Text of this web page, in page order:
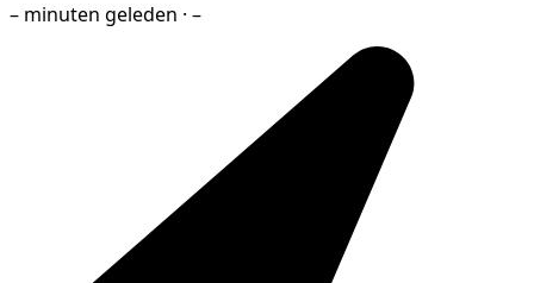
– minuten geleden · –